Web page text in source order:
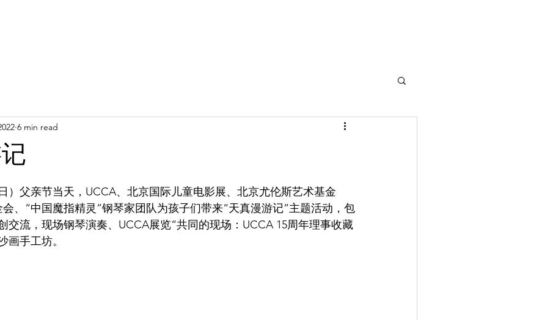
6 min read
）父亲节当天，UCCA、北京国际儿童电影展、北京尤伦斯艺术基金
、“中国魔指精灵”钢琴家团队为孩子们带来“天真漫游记”主题活动，包
交流，现场钢琴演奏、UCCA展览“共同的现场：UCCA 15周年理事收藏
画手工坊。